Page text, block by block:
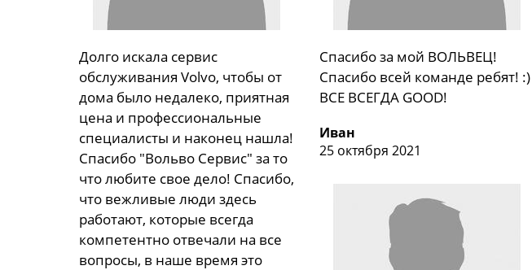
Долго искала сервис
обслуживания Volvo, чтобы от
дома было недалеко, приятная
цена и профессиональные
специалисты и наконец нашла!
Спасибо "Вольво Сервис" за то
что любите свое дело! Спасибо,
что вежливые люди здесь
работают, которые всегда
компетентно отвечали на все
вопросы, в наше время это
Спасибо за мой ВОЛЬВЕЦ!
Спасибо всей команде ребят! :)
ВСЕ ВСЕГДА GOOD!
Иван
25 октября 2021